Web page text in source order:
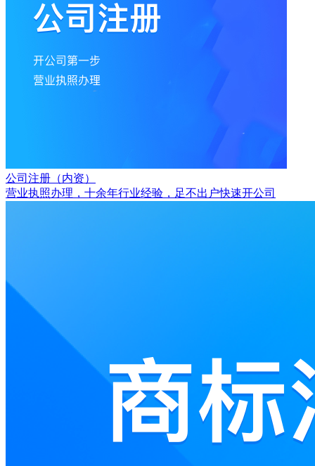
公司注册（内资）
营业执照办理，十余年行业经验，足不出户快速开公司